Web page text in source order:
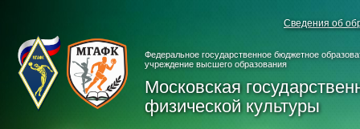
Сведения об
Федеральное государственное бюджетное
учреждение высшего образования
Московская
физической культуры